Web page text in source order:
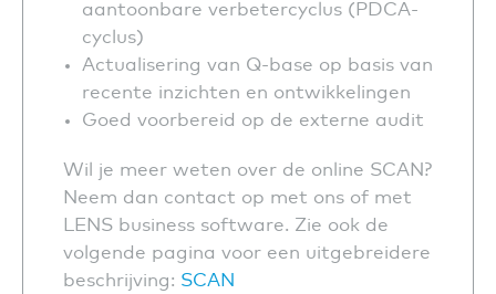
aantoonbare verbetercyclus (PDCA-
cyclus)
Actualisering van Q-base op basis van
recente inzichten en ontwikkelingen
Goed voorbereid op de externe audit
Wil je meer weten over de online SCAN?
Neem dan contact op met ons of met
LENS business software. Zie ook de
volgende pagina voor een uitgebreidere
beschrijving: SCAN